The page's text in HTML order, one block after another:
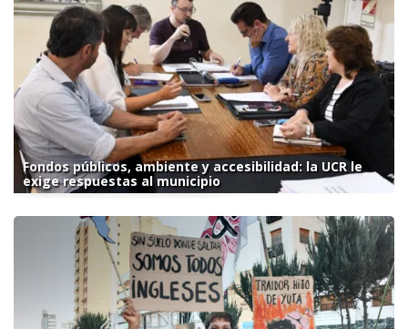
Fondos públicos, ambiente y accesibilidad: la UCR le
exige respuestas al municipio